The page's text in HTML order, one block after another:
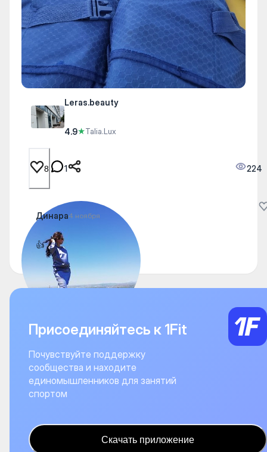
Leras.beauty
4.9★Talia.Lux
8 1 224
Динара4 ноября
👍
Присоединяйтесь к 1Fit
Почувствуйте поддержку
сообщества и находите
единомышленников для занятий
спортом
Скачать приложение